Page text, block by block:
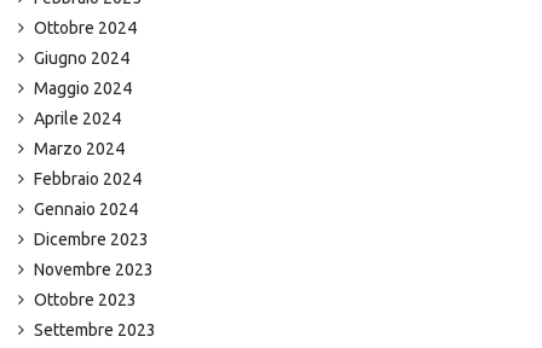
Ottobre 2024
Giugno 2024
Maggio 2024
Aprile 2024
Marzo 2024
Febbraio 2024
Gennaio 2024
Dicembre 2023
Novembre 2023
Ottobre 2023
Settembre 2023